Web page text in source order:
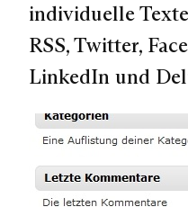
individuelle
RSS, Twitter,
LinkedIn und